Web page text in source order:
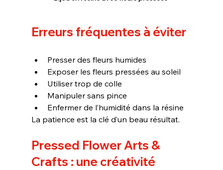
Erreurs fréquentes à éviter
Presser des fleurs humides
Exposer les fleurs pressées au soleil
Utiliser trop de colle
Manipuler sans pince
Enfermer de l’humidité dans la résine
La patience est la clé d’un beau résultat.
Pressed Flower Arts &
Crafts : une créativité